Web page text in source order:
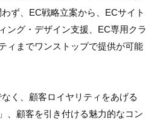
ず、EC戦略立案から、ECサイト
ング・デザイン支援、EC専用クラ
ィまでワンストップで提供が可能
く、顧客ロイヤリティをあげる
、顧客を引き付ける魅力的なコン